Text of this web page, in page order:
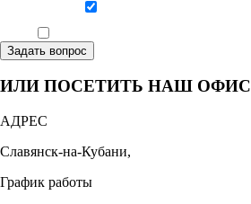
Задать вопрос
ИЛИ ПОСЕТИТЬ НАШ ОФИС
АДРЕС
Славянск-на-Кубани,
График работы